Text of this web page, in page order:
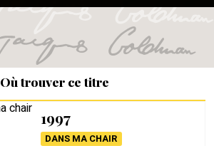
Où trouver ce titre
1997
DANS MA CHAIR